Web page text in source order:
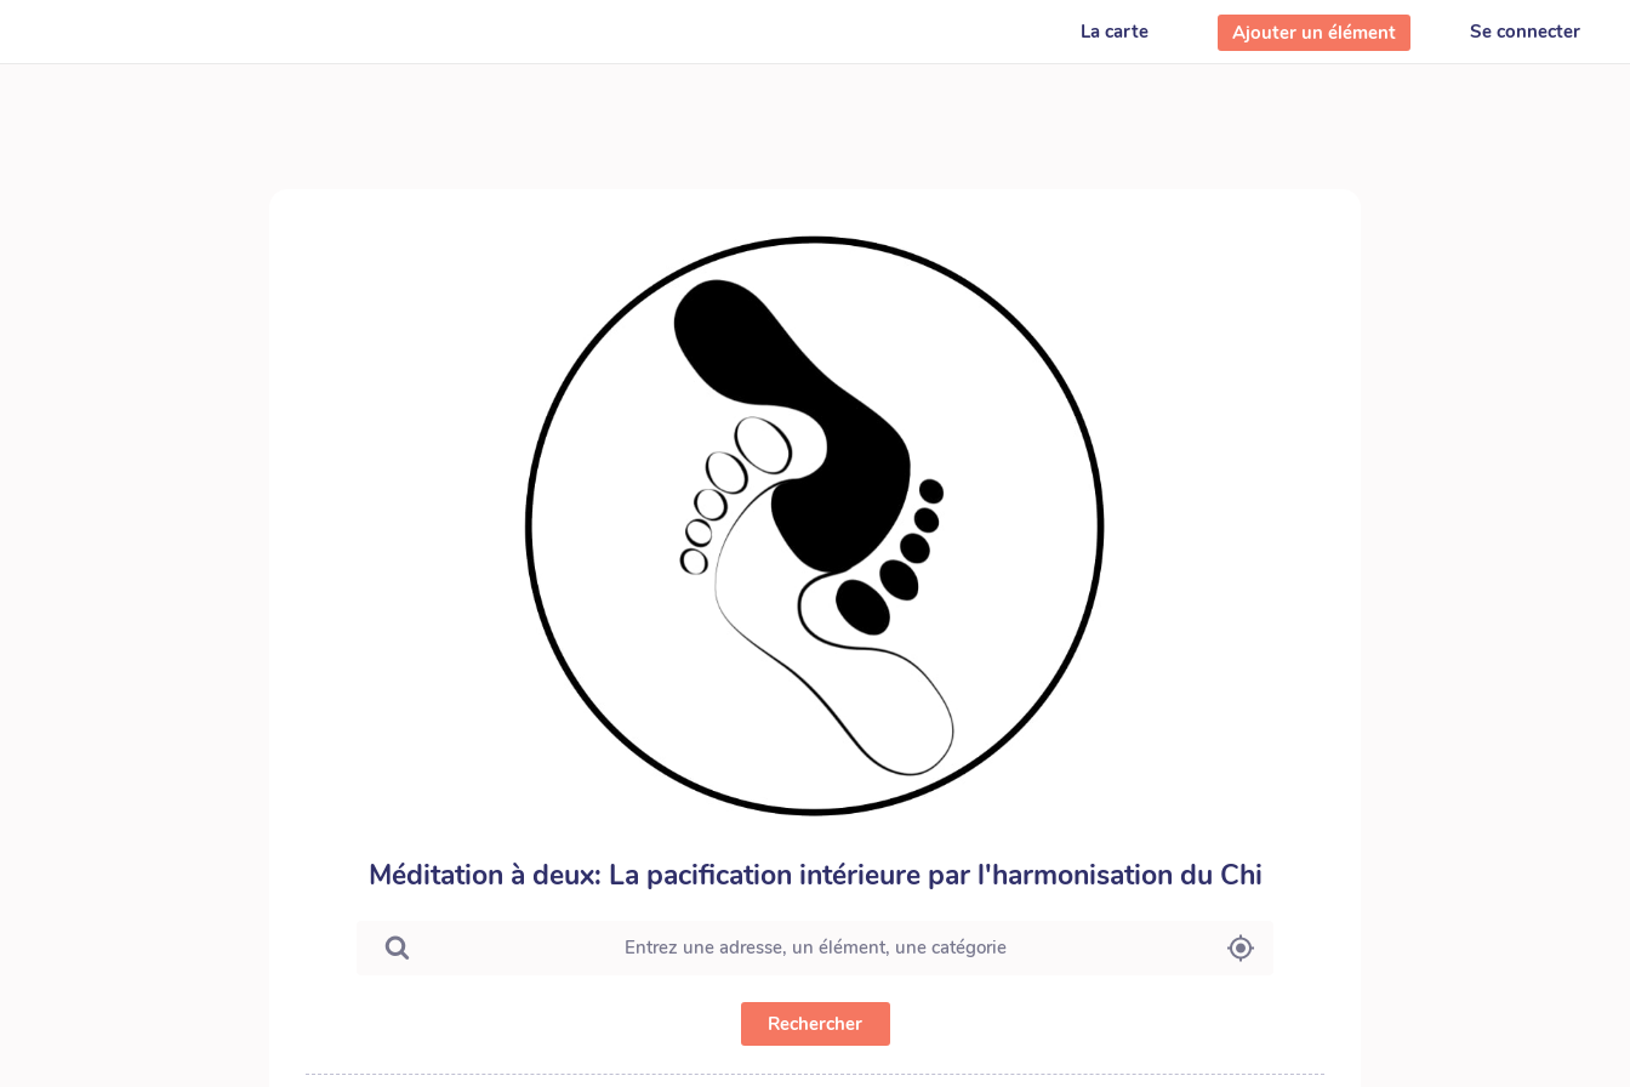
La carte Ajouter un élément Se connecter
Méditation à deux: La pacification intérieure par l'harmonisation du Chi
Rechercher